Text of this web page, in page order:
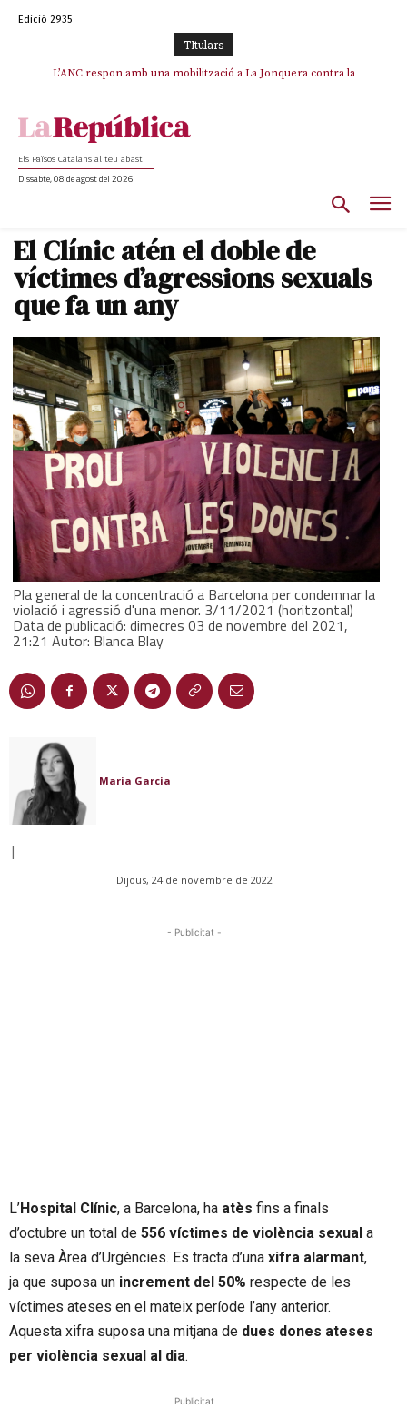
Edició 2935
TItulars
L’ANC respon amb una mobilització a La Jonquera contra la
SOS Costa Brava es planta contra la “nefasta” prolongació de la C-32 i
Els Països Catalans al teu abast
Dissabte, 08 de agost del 2026
El Clínic atén el doble de
víctimes d’agressions sexuals
que fa un any
Pla general de la concentració a Barcelona per condemnar la
violació i agressió d'una menor. 3/11/2021 (horitzontal)
Data de publicació: dimecres 03 de novembre del 2021,
21:21 Autor: Blanca Blay
Maria Garcia
|
Dijous, 24 de novembre de 2022
- Publicitat -
L’Hospital Clínic, a Barcelona, ha atès fins a finals
d’octubre un total de 556 víctimes de violència sexual a
la seva Àrea d’Urgències. Es tracta d’una xifra alarmant,
ja que suposa un increment del 50% respecte de les
víctimes ateses en el mateix període l’any anterior.
Aquesta xifra suposa una mitjana de dues dones ateses
per violència sexual al dia.
Publicitat